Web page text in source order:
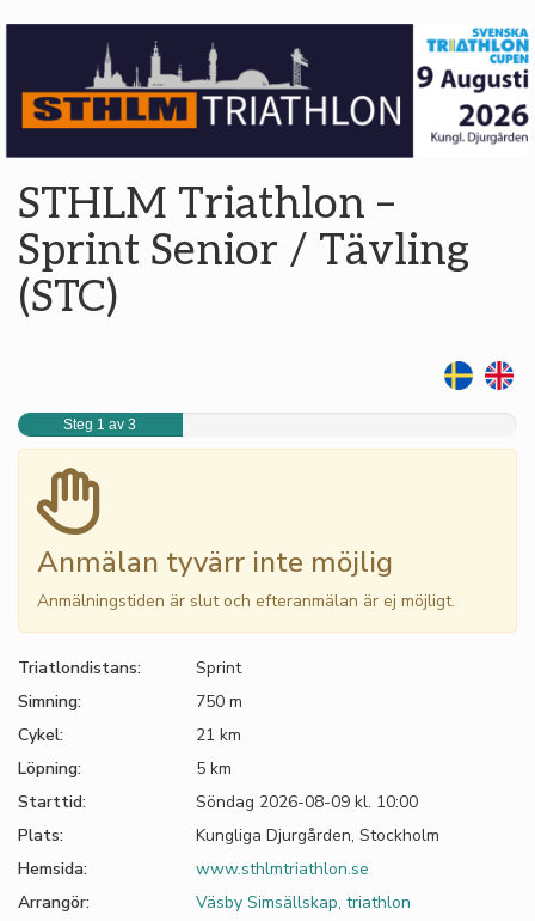
STHLM Triathlon –
Sprint Senior / Tävling
(STC)
Steg 1 av 3
Anmälan tyvärr inte möjlig
Anmälningstiden är slut och efteranmälan är ej möjligt.
Triatlondistans:
Sprint
Simning:
750 m
Cykel:
21 km
Löpning:
5 km
Starttid:
Söndag 2026-08-09 kl. 10:00
Plats:
Kungliga Djurgården, Stockholm
Hemsida:
www.sthlmtriathlon.se
Arrangör:
Väsby Simsällskap, triathlon